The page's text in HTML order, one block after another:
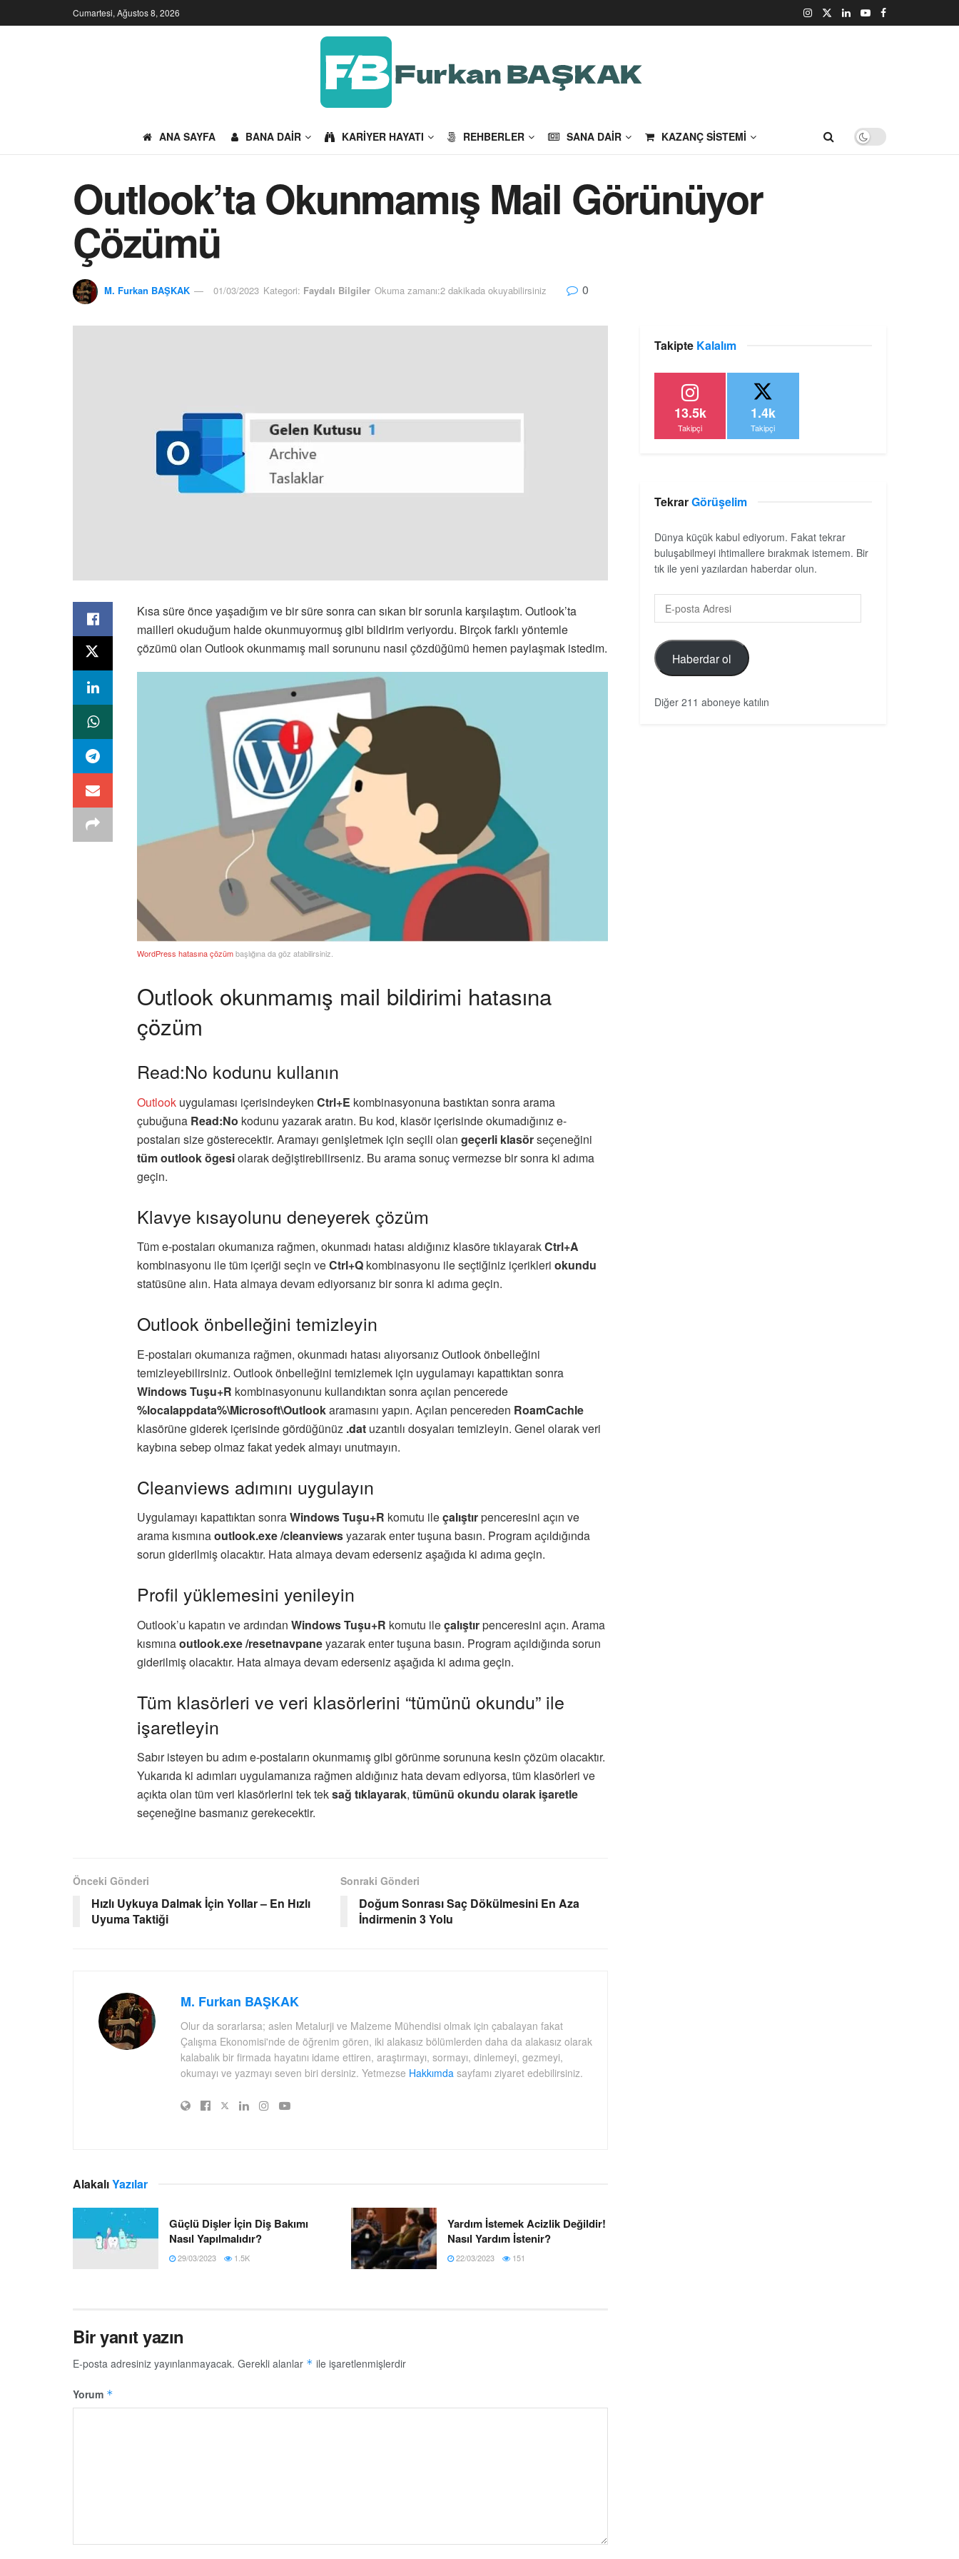
Cumartesi, Ağustos 8, 2026
ANA SAYFA BANA DAIR KARIYER HAYATI REHBERLER SANA DAIR KAZANÇ SISTEMI
Outlook’ta Okunmamış Mail Görünüyor
Çözümü
M. Furkan BAŞKAK 01/03/2023 Kategori: Faydalı Bilgiler Okuma zamanı:2 dakikada okuyabilirsiniz 0
Kısa süre önce yaşadığım ve bir süre sonra can sıkan bir sorunla karşılaştım. Outlook’ta
mailleri okuduğum halde okunmuyormuş gibi bildirim veriyordu. Birçok farklı yöntemle
çözümü olan Outlook okunmamış mail sorununu nasıl çözdüğümü hemen paylaşmak istedim.
WordPress hatasına çözümbaşlığına da göz atabilirsiniz.
Outlook okunmamış mail bildirimi hatasına
çözüm
Read:No kodunu kullanın
Outlook uygulaması içerisindeyken Ctrl+E kombinasyonuna bastıktan sonra arama
çubuğuna Read:No kodunu yazarak aratın. Bu kod, klasör içerisinde okumadığınız e-
postaları size gösterecektir. Aramayı genişletmek için seçili olan geçerli klasörseçeneğini
tüm outlook ögesiolarak değiştirebilirseniz. Bu arama sonuç vermezse bir sonra ki adıma
geçin.
Klavye kısayolunu deneyerek çözüm
Tüm e-postaları okumanıza rağmen, okunmadı hatası aldığınız klasöre tıklayarakCtrl+A
kombinasyonu ile tüm içeriği seçin veCtrl+Q kombinasyonu ile seçtiğiniz içerikleri okundu
statüsüne alın. Hata almaya devam ediyorsanız bir sonra ki adıma geçin.
Outlook önbelleğini temizleyin
E-postaları okumanıza rağmen, okunmadı hatası alıyorsanız Outlook önbelleğini
temizleyebilirsiniz. Outlook önbelleğini temizlemek için uygulamayı kapattıktan sonra
Windows Tuşu+R kombinasyonunu kullandıktan sonra açılan pencerede
%localappdata%\Microsoft\Outlookaramasını yapın. Açılan pencereden RoamCachle
klasörüne giderek içerisinde gördüğünüz .dat uzantılı dosyaları temizleyin. Genel olarak veri
kaybına sebep olmaz fakat yedek almayı unutmayın.
Cleanviews adımını uygulayın
Uygulamayı kapattıktan sonraWindows Tuşu+R komutu ileçalıştırpenceresini açın ve
arama kısmınaoutlook.exe /cleanviewsyazarak enter tuşuna basın. Program açıldığında
sorun giderilmiş olacaktır. Hata almaya devam ederseniz aşağıda ki adıma geçin.
Profil yüklemesini yenileyin
Outlook’u kapatın ve ardından Windows Tuşu+R komutu ileçalıştırpenceresini açın. Arama
kısmınaoutlook.exe /resetnavpaneyazarak enter tuşuna basın. Program açıldığında sorun
giderilmiş olacaktır. Hata almaya devam ederseniz aşağıda ki adıma geçin.
Tüm klasörleri ve veri klasörlerini “tümünü okundu” ile
işaretleyin
Sabır isteyen bu adım e-postaların okunmamış gibi görünme sorununa kesin çözüm olacaktır.
Yukarıda ki adımları uygulamanıza rağmen aldığınız hata devam ediyorsa, tüm klasörleri ve
açıkta olan tüm veri klasörlerini tek teksağ tıklayarak, tümünü okundu olarak işaretle
seçeneğine basmanız gerekecektir.
Önceki Gönderi
Hızlı Uykuya Dalmak İçin Yollar – En Hızlı
Uyuma Taktiği
Sonraki Gönderi
Doğum Sonrası Saç Dökülmesini En Aza
İndirmenin 3 Yolu
M. Furkan BAŞKAK
Olur da sorarlarsa; aslen Metalurji ve Malzeme Mühendisi olmak için çabalayan fakat
Çalışma Ekonomisi'nde de öğrenim gören, iki alakasız bölümlerden daha da alakasız olarak
kalabalık bir firmada hayatını idame ettiren, araştırmayı, sormayı, dinlemeyi, gezmeyi,
okumayı ve yazmayı seven biri dersiniz. Yetmezse Hakkımda sayfamı ziyaret edebilirsiniz.
AlakalıYazılar
Güçlü Dişler İçin Diş Bakımı
Nasıl Yapılmalıdır?
29/03/2023 1.5K
Yardım İstemek Acizlik Değildir!
Nasıl Yardım İstenir?
22/03/2023 151
Bir yanıt yazın
E-posta adresiniz yayınlanmayacak. Gerekli alanlar * ile işaretlenmişlerdir
Yorum *
Takipte Kalalım
13.5k
Takipçi
1.4k
Takipçi
TekrarGörüşelim
Dünya küçük kabul ediyorum. Fakat tekrar
buluşabilmeyi ihtimallere bırakmak istemem. Bir
tık ile yeni yazılardan haberdar olun.
Haberdar ol
Diğer 211 aboneye katılın